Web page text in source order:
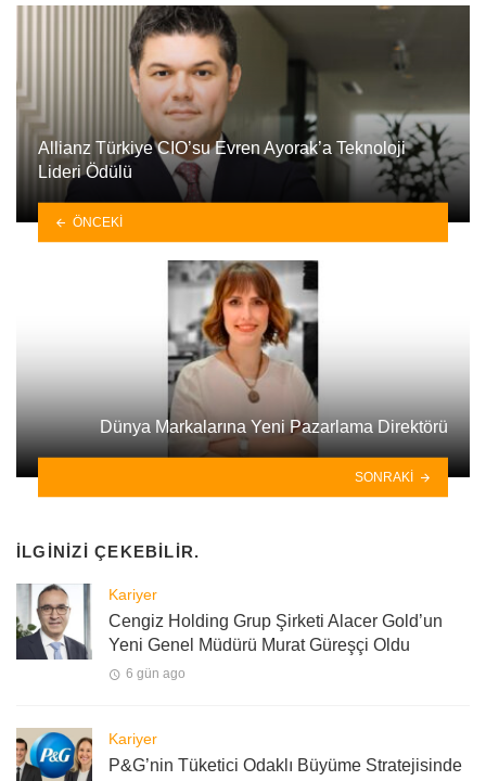
Allianz Türkiye CIO’su Evren Ayorak’a Teknoloji
Lideri Ödülü
ÖNCEKI
Dünya Markalarına Yeni Pazarlama Direktörü
SONRAKI
İLGINIZI ÇEKEBILIR.
Kariyer
Cengiz Holding Grup Şirketi Alacer Gold’un
Yeni Genel Müdürü Murat Güreşçi Oldu
6 gün ago
Kariyer
P&G’nin Tüketici Odaklı Büyüme Stratejisinde